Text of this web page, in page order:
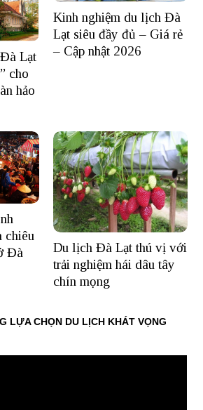
Lạt
cho
hảo
Kinh nghiệm du lịch Đà
Lạt siêu đầy đủ – Giá rẻ
– Cập nhật 2026
chiêu
Đà
Du lịch Đà Lạt thú vị với
trải nghiệm hái dâu tây
chín mọng
LỰA CHỌN DU LỊCH KHÁT VỌNG